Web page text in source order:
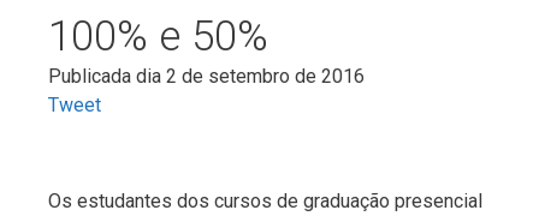
100% e 50%
Publicada dia 2 de setembro de 2016
Tweet
Os estudantes dos cursos de graduação presencial